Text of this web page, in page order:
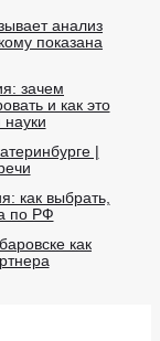
анализ
показана
зачем
и как это
науки
|
как выбрать,
по РФ
как